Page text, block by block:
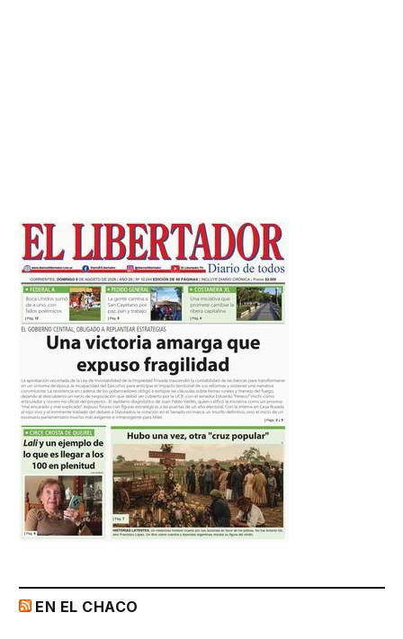
EN EL CHACO